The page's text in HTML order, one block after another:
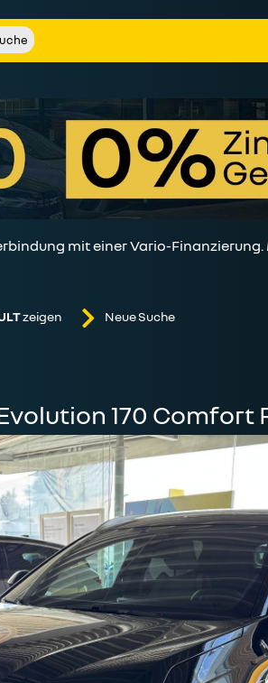
mit einer Vario-
zeigen Neue Suche
170 Comfort